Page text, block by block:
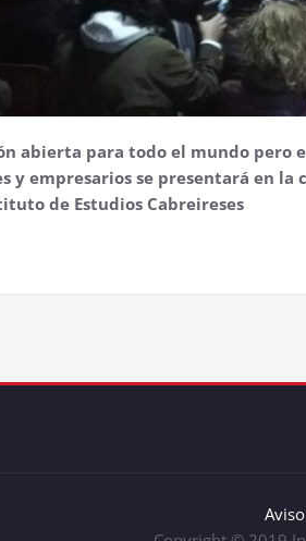
abierta para todo el mundo pero
y empresarios se presentará en la
de Estudios Cabreireses